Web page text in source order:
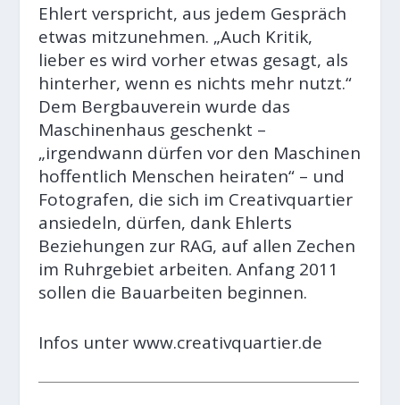
Ehlert verspricht, aus jedem Gespräch
etwas mitzunehmen. „Auch Kritik,
lieber es wird vorher etwas gesagt, als
hinterher, wenn es nichts mehr nutzt.“
Dem Bergbauverein wurde das
Maschinenhaus geschenkt –
„irgendwann dürfen vor den Maschinen
hoffentlich Menschen heiraten“ – und
Fotografen, die sich im Creativquartier
ansiedeln, dürfen, dank Ehlerts
Beziehungen zur RAG, auf allen Zechen
im Ruhrgebiet arbeiten. Anfang 2011
sollen die Bauarbeiten beginnen.
Infos unterwww.creativquartier.de